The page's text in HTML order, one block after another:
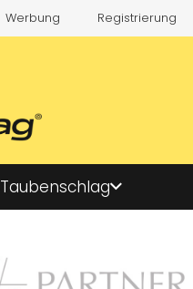
Werbung Registrierung
Taubenschlag